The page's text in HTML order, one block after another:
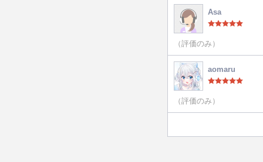
Asa
（評価のみ）
aomaru
（評価のみ）